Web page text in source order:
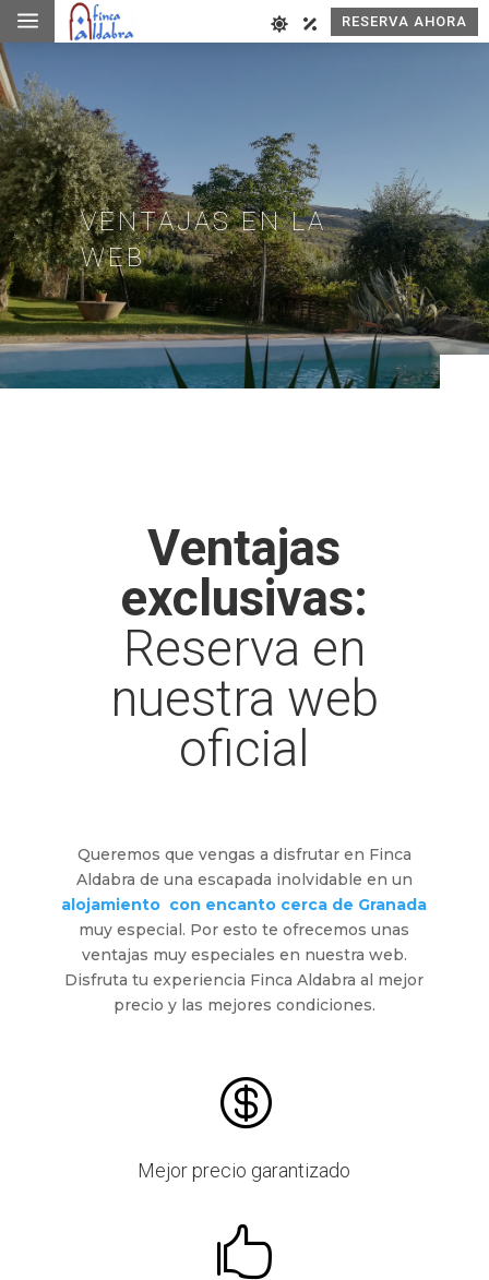
a RESERVA AHORA
VENTAJAS EN LA
WEB
Ventajas
exclusivas:
Reserva en
nuestra web
oficial
Queremos que vengas a disfrutar en Finca
Aldabra de una escapada inolvidable en un
alojamiento con encanto cerca de Granada
muy especial. Por esto te ofrecemos unas
ventajas muy especiales en nuestra web.
Disfruta tu experiencia Finca Aldabra al mejor
precio y las mejores condiciones.

Mejor precio garantizado
